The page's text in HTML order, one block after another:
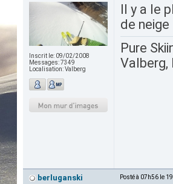
Inscrit le: 09/02/2008
Messages:7349
Localisation:Valberg
Il y a le
de
Pure
Valberg,
berluganski Posté à 07h56 le